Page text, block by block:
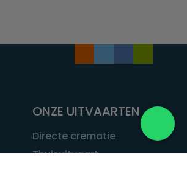
ONZE UITVAARTEN
Directe crematie
Thuisuitvaart